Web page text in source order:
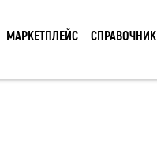
МАРКЕТПЛЕЙС СПРАВОЧНИК